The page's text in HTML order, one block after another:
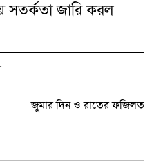
সতর্কতা জারি করল
জুমার দিন ও রাতের ফজিলত